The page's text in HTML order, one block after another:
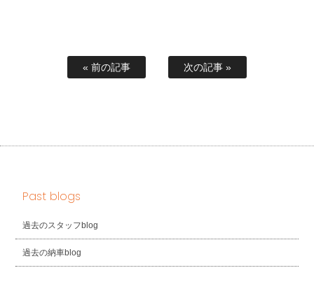
« 前の記事 次の記事 »
Past blogs
過去のスタッフblog
過去の納車blog